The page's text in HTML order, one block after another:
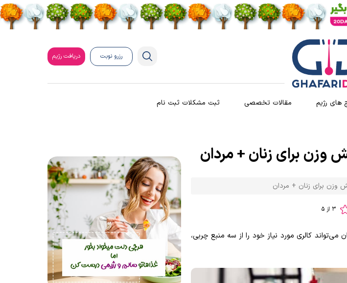
رزرو نوبت دریافت رژیم
های رژیم مقالات تخصصی ثبت مشکلات ثبت نام
وزن برای زنان + مردان
وزن برای زنان + مردان
کالری مورد نیاز خود را از سه منبع چربی،